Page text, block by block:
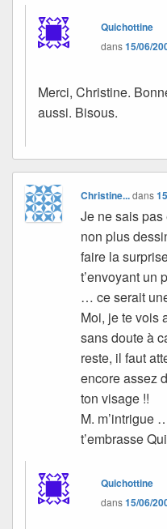
Quichottine
dans15/06/
Merci, Christine.
aussi. Bisous.
Christine...dans
Je ne sais
non plus
faire la
t’envoyant un
… ce serait
Moi, je te vois
sans doute à
reste, il faut
encore assez
ton visage !!
M. m’intrigue
t’embrasse
Quichottine
dans15/06/